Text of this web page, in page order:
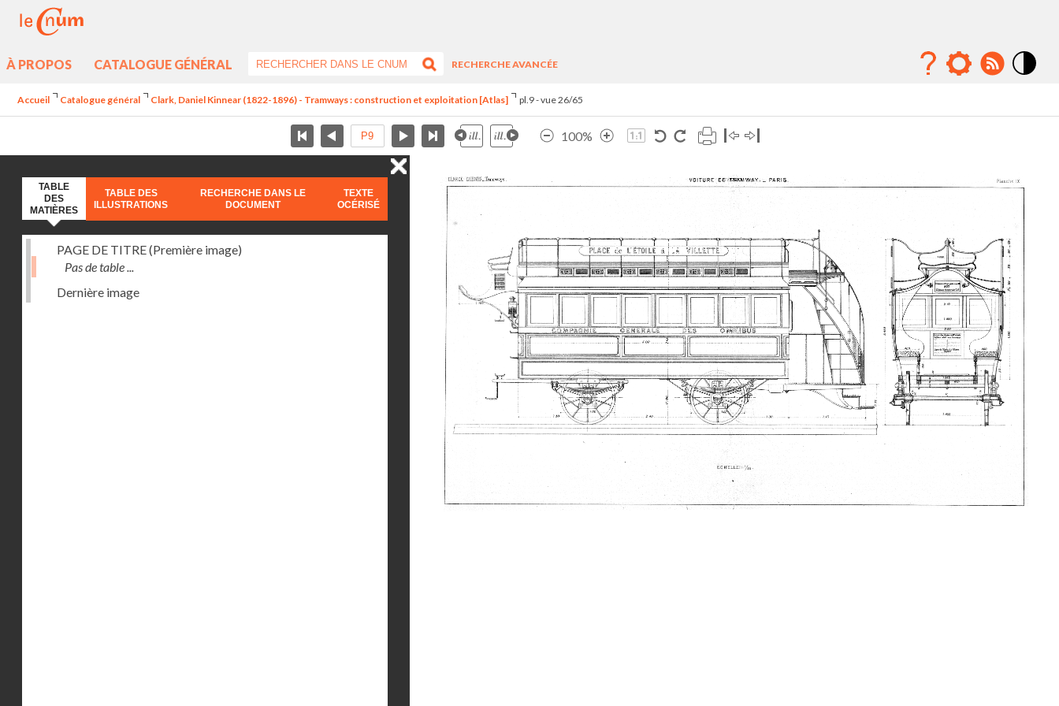
À PROPOS CATALOGUE GÉNÉRAL
RECHERCHE AVANCÉE
Accueil Catalogue général Clark, Daniel Kinnear (1822-1896) - Tramways : construction et exploitation [Atlas] pl.9 - vue 26/65
100%
TABLE
DES
MATIÈRES
TABLE DES
ILLUSTRATIONS
RECHERCHE DANS LE
DOCUMENT
TEXTE
OCÉRISÉ
PAGE DE TITRE (Première image)
Pas de table ...
Dernière image